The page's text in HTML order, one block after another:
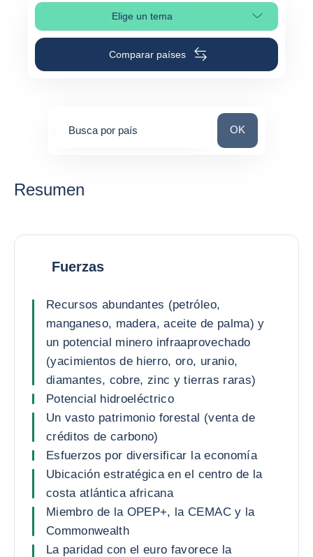
Elige un temaSelleciona la sección de la página
Comparar países
Busca por país Busca por país
OK
Resumen
Fuerzas
Recursos abundantes (petróleo,
manganeso, madera, aceite de palma) y
un potencial minero infraaprovechado
(yacimientos de hierro, oro, uranio,
diamantes, cobre, zinc y tierras raras)
Potencial hidroeléctrico
Un vasto patrimonio forestal (venta de
créditos de carbono)
Esfuerzos por diversificar la economía
Ubicación estratégica en el centro de la
costa atlántica africana
Miembro de la OPEP+, la CEMAC y la
Commonwealth
La paridad con el euro favorece la